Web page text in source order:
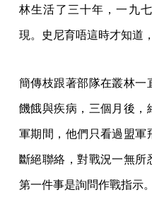
林生活了三十年，一九
現。史尼育唔這時才知道
簡傳枝跟著部隊在叢林一
饑餓與疾病，三個月後，
軍期間，他們只看過盟軍
斷絕聯絡，對戰況一無所
第一件事是詢問作戰指示。